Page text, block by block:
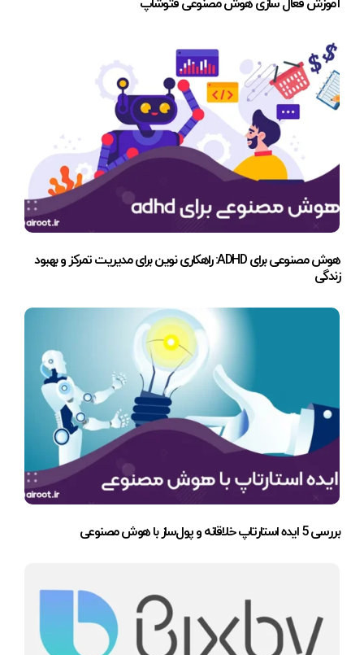
آموزش فعال سازی هوش مصنوعی فتوشاپ
هوش مصنوعی برای ADHD: راهکاری نوین برای مدیریت تمرکز و بهبود
زندگی
بررسی 5 ایده استارتاپ خلاقانه و پول‌ساز با هوش مصنوعی